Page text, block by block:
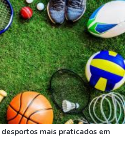
desportos mais praticados em